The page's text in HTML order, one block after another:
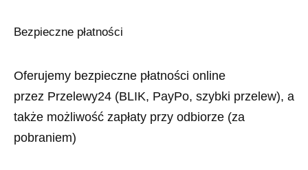
Bezpieczne płatności
Oferujemy bezpieczne płatności online
przez Przelewy24 (BLIK, PayPo, szybki przelew), a
także możliwość zapłaty przy odbiorze (za
pobraniem)